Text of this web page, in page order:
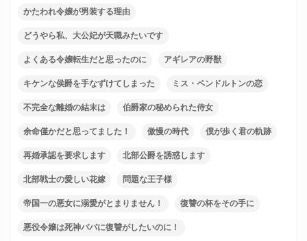
かたわれ令嬢が男装する理由
どうやら私、大公妃が天職みたいです
よくある令嬢転生だと思ったのに アギレアの野獣
キケンな侯爵を手なずけてしまった ミス・ペンドルトンの恋
不完全な離婚の結末は 伯爵家の秘められた侍女
余命僅かだと思ってました！ 傲慢の時代 僕が歩く君の軌跡
再婚承認を要求します 北部公爵を誘惑します
北部戦士の愛しい花嫁 問題な王子様
帝国一の悪女に溺愛がとまりません！ 復讐の杯をその手に
悪役令嬢は死神パパに復讐がしたいのに！